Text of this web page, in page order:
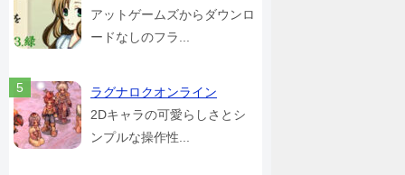
アットゲームズからダウンロ
ードなしのフラ...
ラグナロクオンライン
2Dキャラの可愛らしさとシ
ンプルな操作性...